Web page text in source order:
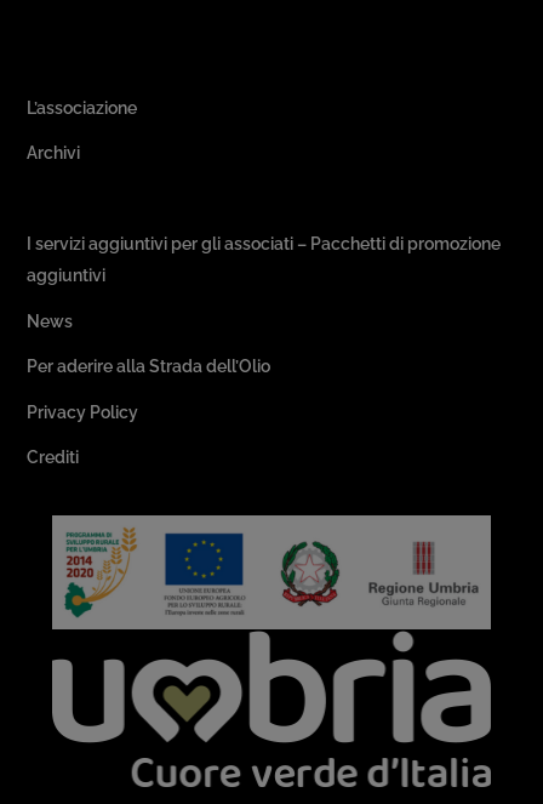
L’associazione
Archivi
I servizi aggiuntivi per gli associati – Pacchetti di promozione
aggiuntivi
News
Per aderire alla Strada dell’Olio
Privacy Policy
Crediti